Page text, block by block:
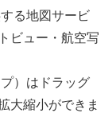
る地図サービ
ビュー・航空写
）はドラッグ
大縮小ができま